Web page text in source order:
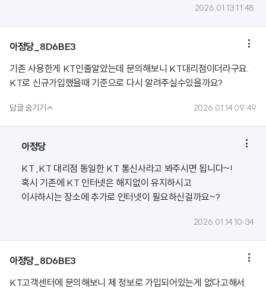
2026.01.13 11:48
아정당_8D6BE3 
기존 사용한게 KT인줄알았는데 문의해보니 KT대리점이더라구요.
KT로 신규가입했을때 기준으로 다시 알려주실수있을까요?
답글 숨기기 2026.01.14 09:49
아정당 
KT ,KT 대리점 동일한 KT 통신사라고 봐주시면 됩니다~!
혹시 기존에 KT 인터넷은 해지없이 유지하시고
이사하시는 장소에 추가로 인터넷이 필요하신걸까요~?
2026.01.14 10:34
아정당_8D6BE3 
KT고객센터에 문의해보니 제 정보로 가입되어있는게 없다고해서